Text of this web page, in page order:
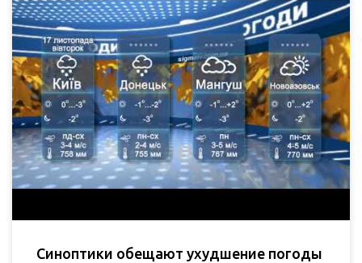
Синоптики обещают ухудшение погоды